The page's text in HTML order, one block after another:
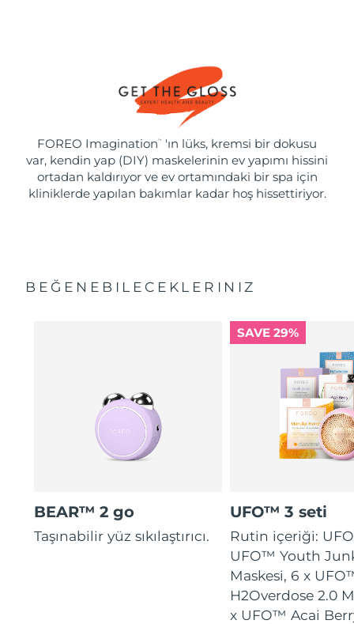
FOREO Imagination ™
'ın lüks, kremsi bir dokusu
var, kendin yap (DIY) maskelerinin ev yapımı hissini
ortadan kaldırıyor ve ev ortamındaki bir spa için
kliniklerde yapılan bakımlar kadar hoş hissettiriyor.
BEĞENEBILECEKLERINIZ
BEAR™ 2 go
Taşınabilir yüz sıkılaştırıcı.
SAVE 29%
UFO™ 3 seti
Rutin içeriği:
UFO™ Youth
Maskesi, 6 x
H2Overdose 2.0
x UFO™ Acai